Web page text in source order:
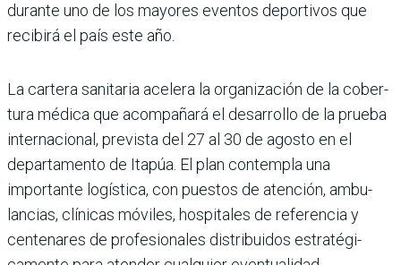
durante uno de los mayores eventos deportivos que
recibirá el país este año.
La cartera sanitaria acelera la organización de la cober­
tura médica que acom­pañará el desarrollo de la prueba
internacional, pre­vista del 27 al 30 de agosto en el
departamento de Ita­púa. El plan contempla una
importante logística, con puestos de atención, ambu­
lancias, clínicas móviles, hospitales de referencia y
centenares de profesiona­les distribuidos estratégi­